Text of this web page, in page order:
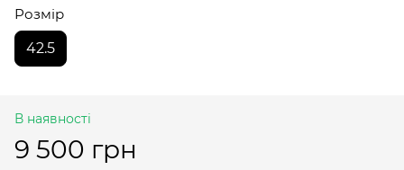
Розмір
42.5
В наявності
9 500 грн